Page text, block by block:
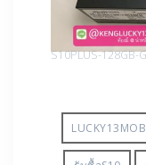
S10PLUS-128GB-